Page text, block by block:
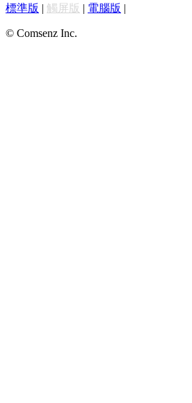
標準版 | 觸屏版 | 電腦版 |
© Comsenz Inc.